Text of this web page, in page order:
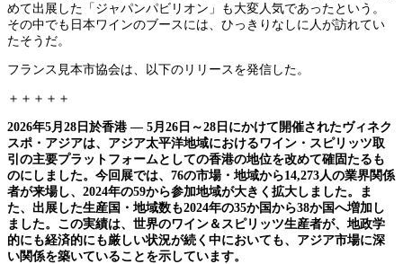
めて出展した「ジャパンパビリオン」も大変人気であったという。
その中でも日本ワインのブースには、ひっきりなしに人が訪れてい
たそうだ。
フランス見本市協会は、以下のリリースを発信した。
＋＋＋＋＋
2026年5月28日於香港 ― 5月26日～28日にかけて開催されたヴィネク
スポ・アジアは、アジア太平洋地域におけるワイン・スピリッツ取
引の主要プラットフォームとしての香港の地位を改めて確固たるも
のにしました。今回展では、76の市場・地域から14,273人の業界関係
者が来場し、2024年の59から参加地域が大きく拡大しました。ま
た、出展した生産国・地域数も2024年の35か国から38か国へ増加し
ました。この実績は、世界のワイン＆スピリッツ生産者が、地政学
的にも経済的にも厳しい状況が続く中においても、アジア市場に深
い関係を築いていることを示しています。